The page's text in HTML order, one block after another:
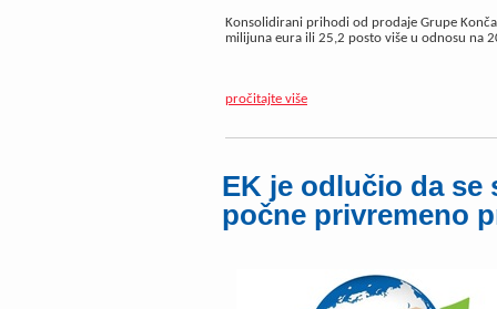
Konsolidirani prihodi od prodaje Grupe
milijuna eura ili 25,2 posto više u odnosu na
pročitajte više
EK je odlučio da se
počne privremeno